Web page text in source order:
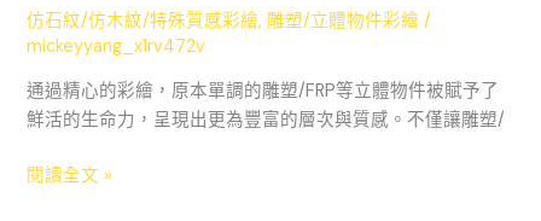
仿石紋/仿木紋/特殊質感彩繪,雕塑/立體物件彩繪 /
mickeyyang_x1rv472v
通過精心的彩繪，原本單調的雕塑/FRP等立體物件被賦予了
鮮活的生命力，呈現出更為豐富的層次與質感。不僅讓雕塑/
等
立
物
件
繪
閱讀全文 »